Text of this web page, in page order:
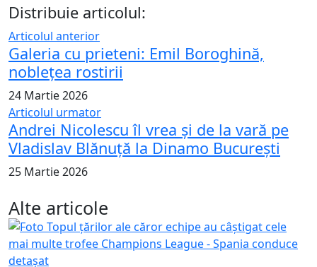
Distribuie articolul:
Articolul anterior
Galeria cu prieteni: Emil Boroghină,
noblețea rostirii
24 Martie 2026
Articolul urmator
Andrei Nicolescu îl vrea și de la vară pe
Vladislav Blănuță la Dinamo București
25 Martie 2026
Alte articole